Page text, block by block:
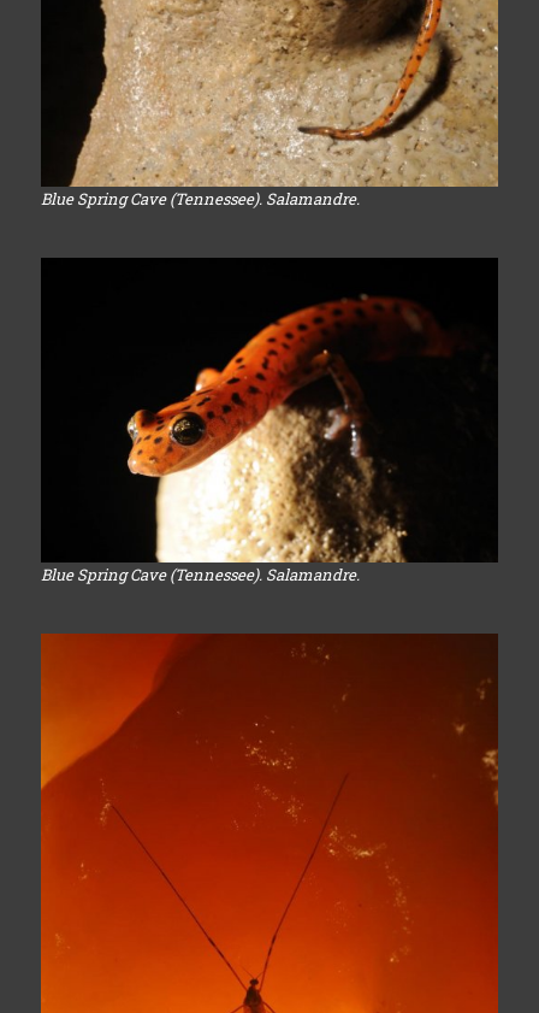
Blue Spring Cave (Tennessee). Salamandre.
Blue Spring Cave (Tennessee). Salamandre.